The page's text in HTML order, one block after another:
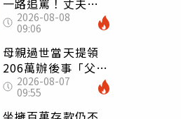
一路追罵！丈夫勸
別計較「媽媽老
了」 人妻超崩
潰：我像台傭
2026-08-08
09:06
母親過世當天提領
206萬辦後事「父子
遭判刑」 律師：
搶錢先下手是罪
2026-08-07
09:55